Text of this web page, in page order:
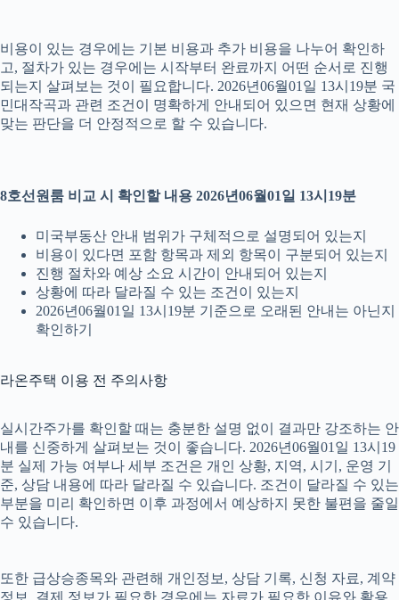
비용이 있는 경우에는 기본 비용과 추가 비용을 나누어 확인하
고, 절차가 있는 경우에는 시작부터 완료까지 어떤 순서로 진행
되는지 살펴보는 것이 필요합니다. 2026년06월01일 13시19분 국
민대작곡과 관련 조건이 명확하게 안내되어 있으면 현재 상황에
맞는 판단을 더 안정적으로 할 수 있습니다.
8호선원룸 비교 시 확인할 내용 2026년06월01일 13시19분
미국부동산 안내 범위가 구체적으로 설명되어 있는지
비용이 있다면 포함 항목과 제외 항목이 구분되어 있는지
진행 절차와 예상 소요 시간이 안내되어 있는지
상황에 따라 달라질 수 있는 조건이 있는지
2026년06월01일 13시19분 기준으로 오래된 안내는 아닌지
확인하기
라온주택 이용 전 주의사항
실시간주가를 확인할 때는 충분한 설명 없이 결과만 강조하는 안
내를 신중하게 살펴보는 것이 좋습니다. 2026년06월01일 13시19
분 실제 가능 여부나 세부 조건은 개인 상황, 지역, 시기, 운영 기
준, 상담 내용에 따라 달라질 수 있습니다. 조건이 달라질 수 있는
부분을 미리 확인하면 이후 과정에서 예상하지 못한 불편을 줄일
수 있습니다.
또한 급상승종목와 관련해 개인정보, 상담 기록, 신청 자료, 계약
정보, 결제 정보가 필요한 경우에는 자료가 필요한 이유와 활용